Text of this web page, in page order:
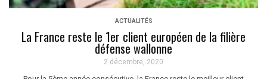
ACTUALITÉS
La France reste le 1er client européen de la filière
défense wallonne
2 décembre, 2020